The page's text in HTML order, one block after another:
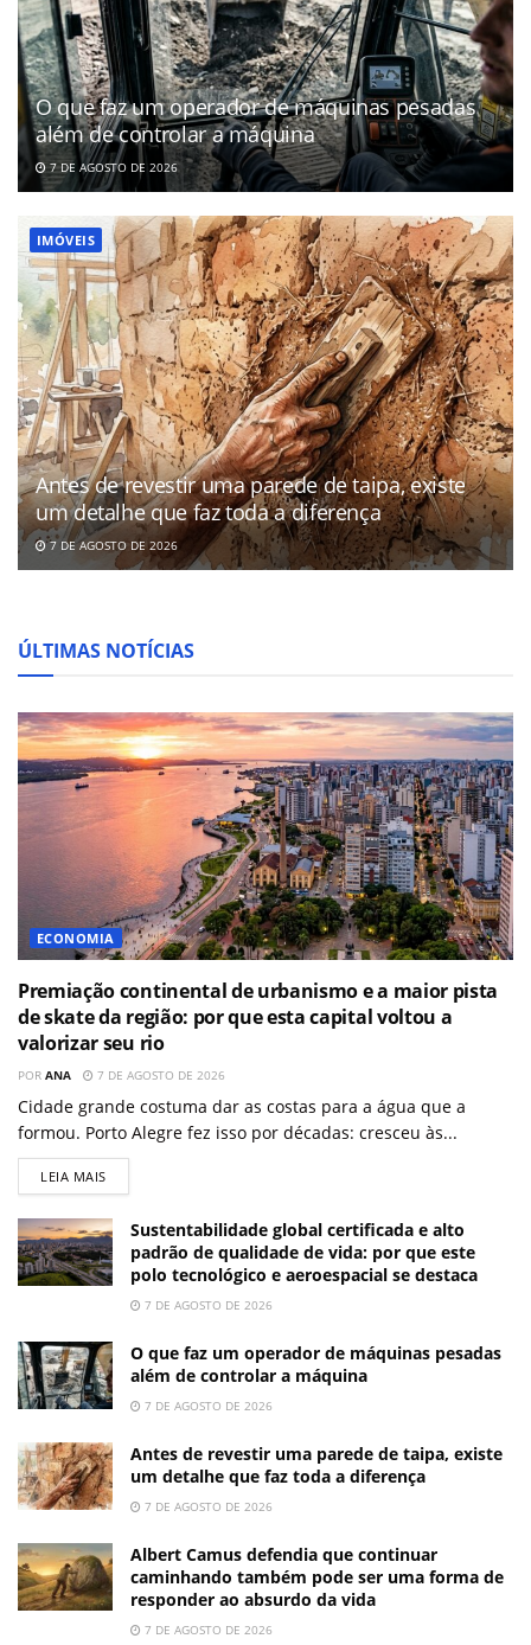
O que faz um operador de máquinas pesadas
além de controlar a máquina
7 DE AGOSTO DE 2026
IMÓVEIS
Antes de revestir uma parede de taipa, existe
um detalhe que faz toda a diferença
7 DE AGOSTO DE 2026
ÚLTIMAS NOTÍCIAS
ECONOMIA
Premiação continental de urbanismo e a maior pista
de skate da região: por que esta capital voltou a
valorizar seu rio
POR ANA 7 DE AGOSTO DE 2026
Cidade grande costuma dar as costas para a água que a
formou. Porto Alegre fez isso por décadas: cresceu às...
LEIA MAIS
Sustentabilidade global certificada e alto
padrão de qualidade de vida: por que este
polo tecnológico e aeroespacial se destaca
7 DE AGOSTO DE 2026
O que faz um operador de máquinas pesadas
além de controlar a máquina
7 DE AGOSTO DE 2026
Antes de revestir uma parede de taipa, existe
um detalhe que faz toda a diferença
7 DE AGOSTO DE 2026
Albert Camus defendia que continuar
caminhando também pode ser uma forma de
responder ao absurdo da vida
7 DE AGOSTO DE 2026